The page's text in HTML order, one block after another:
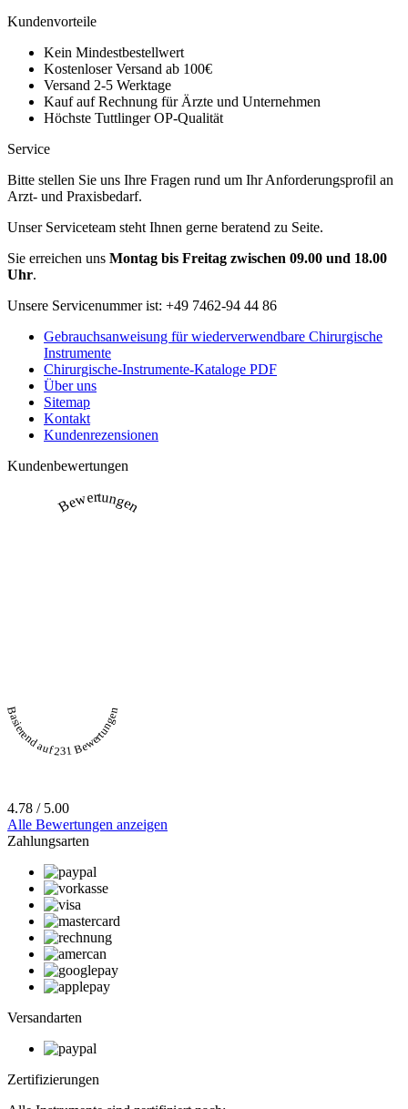
Kundenvorteile
Kein Mindestbestellwert
Kostenloser Versand ab 100€
Versand 2-5 Werktage
Kauf auf Rechnung für Ärzte und Unternehmen
Höchste Tuttlinger OP-Qualität
Service
Bitte stellen Sie uns Ihre Fragen rund um Ihr Anforderungsprofil an
Arzt- und Praxisbedarf.
Unser Serviceteam steht Ihnen gerne beratend zu Seite.
Sie erreichen uns Montag bis Freitag zwischen 09.00 und 18.00
Uhr.
Unsere Servicenummer ist: +49 7462-94 44 86
Gebrauchsanweisung für wiederverwendbare Chirurgische
Instrumente
Chirurgische-Instrumente-Kataloge PDF
Über uns
Sitemap
Kontakt
Kundenrezensionen
Kundenbewertungen
Bewertungen
Basierend auf 231 Bewertungen
4.78 / 5.00
Alle Bewertungen anzeigen
Zahlungsarten
Versandarten
Zertifizierungen